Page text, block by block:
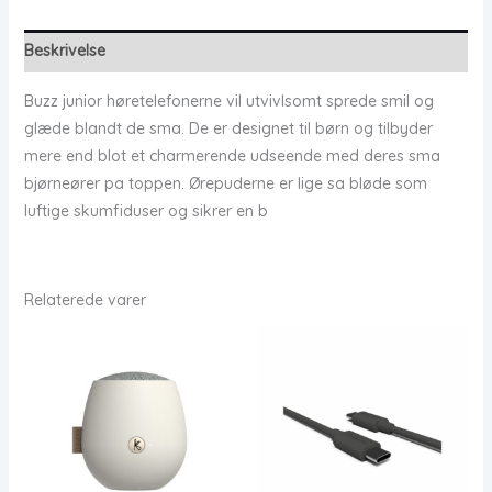
Beskrivelse
Buzz junior høretelefonerne vil utvivlsomt sprede smil og
glæde blandt de sma. De er designet til børn og tilbyder
mere end blot et charmerende udseende med deres sma
bjørneører pa toppen. Ørepuderne er lige sa bløde som
luftige skumfiduser og sikrer en b
Relaterede varer